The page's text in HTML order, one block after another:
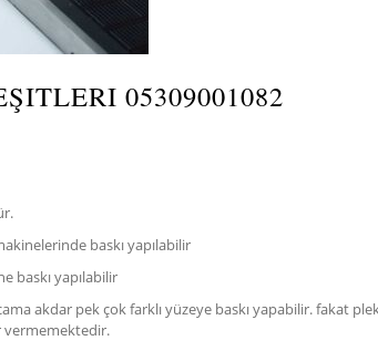
05309001082
baskı yapılabilir
baskı yapılabilir
akdar pek çok farklı yüzeye baskı yapabilir. fakat
vermemektedir.